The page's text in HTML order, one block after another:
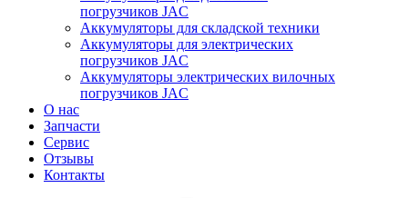
погрузчиков JAC
Аккумуляторы для складской техники
Аккумуляторы для электрических
погрузчиков JAC
Аккумуляторы электрических вилочных
погрузчиков JAC
О нас
Запчасти
Сервис
Отзывы
Контакты